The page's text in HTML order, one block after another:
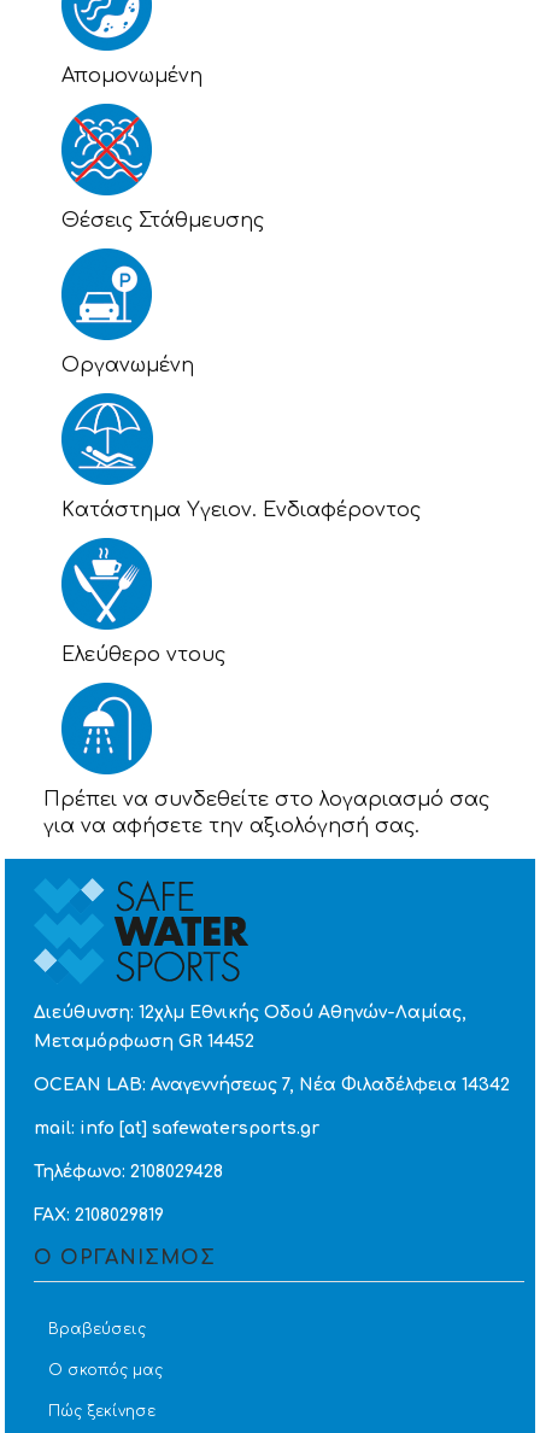
Απομονωμένη
Θέσεις Στάθμευσης
Οργανωμένη
Kατάστημα Υγειον. Ενδιαφέροντος
Eλεύθερο ντους
Πρέπει να συνδεθείτε στο λογαριασμό σας
για να αφήσετε την αξιολόγησή σας.
Διεύθυνση: 12χλμ Εθνικής Οδού Αθηνών-Λαμίας,
Μεταμόρφωση GR 14452
OCEAN LAB: Αναγεννήσεως 7, Νέα Φιλαδέλφεια 14342
mail: info [at] safewatersports.gr
Τηλέφωνο: 2108029428
FAX: 2108029819
Ο ΟΡΓΑΝΙΣΜΟΣ
Βραβεύσεις
Ο σκοπός μας
Πώς ξεκίνησε